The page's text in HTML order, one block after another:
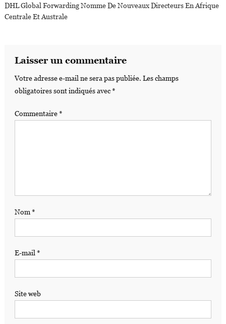
DHL Global Forwarding Nomme De Nouveaux Directeurs En Afrique
Centrale Et Australe
Laisser un commentaire
Votre adresse e-mail ne sera pas publiée. Les champs
obligatoires sont indiqués avec*
Commentaire*
Nom*
E-mail *
Site web